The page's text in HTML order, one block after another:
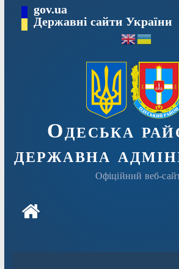
Перейтиgov.ua
Державні сайти України
Одеська
державна
Офіційний веб-